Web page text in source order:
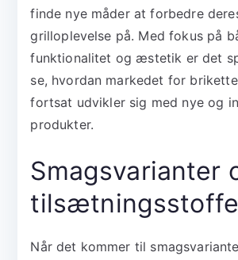
finde nye måder at forbedre
grilloplevelse på. Med fokus på
funktionalitet og æstetik er det
se, hvordan markedet for
fortsat udvikler sig med nye og
produkter.
Smagsvarianter
Når det kommer til